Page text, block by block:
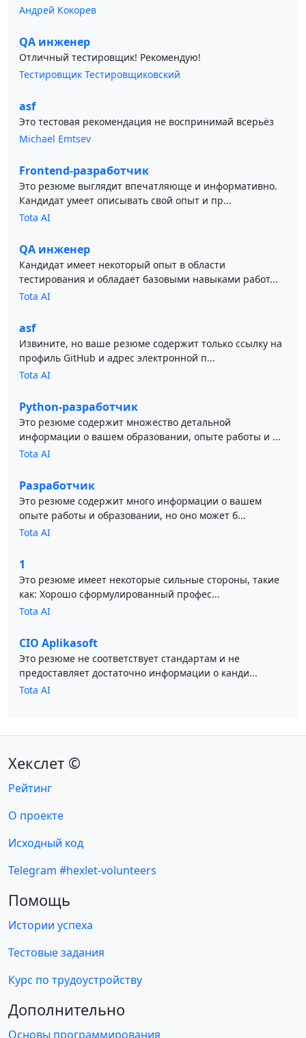
Андрей Кокорев
QA инженер
Отличный тестировщик! Рекомендую!
Тестировщик Тестировщиковский
asf
Это тестовая рекомендация не воспринимай всерьёз
Michael Emtsev
Frontend-разработчик
Это резюме выглядит впечатляюще и информативно.
Кандидат умеет описывать свой опыт и пр...
Tota AI
QA инженер
Кандидат имеет некоторый опыт в области
тестирования и обладает базовыми навыками работ...
Tota AI
asf
Извините, но ваше резюме содержит только ссылку на
профиль GitHub и адрес электронной п...
Tota AI
Python-разработчик
Это резюме содержит множество детальной
информации о вашем образовании, опыте работы и ...
Tota AI
Разработчик
Это резюме содержит много информации о вашем
опыте работы и образовании, но оно может б...
Tota AI
1
Это резюме имеет некоторые сильные стороны, такие
как: Хорошо сформулированный профес...
Tota AI
CIO Aplikasoft
Это резюме не соответствует стандартам и не
предоставляет достаточно информации о канди...
Tota AI
Хекслет ©
Рейтинг
О проекте
Исходный код
Telegram #hexlet-volunteers
Помощь
Истории успеха
Тестовые задания
Курс по трудоустройству
Дополнительно
Основы программирования